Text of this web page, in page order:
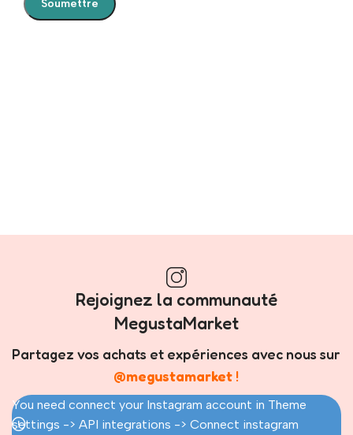
Rejoignez la communauté
MegustaMarket
Partagez vos achats et expériences avec nous sur
@megustamarket !
You need connect your Instagram account in Theme
settings -> API integrations -> Connect instagram